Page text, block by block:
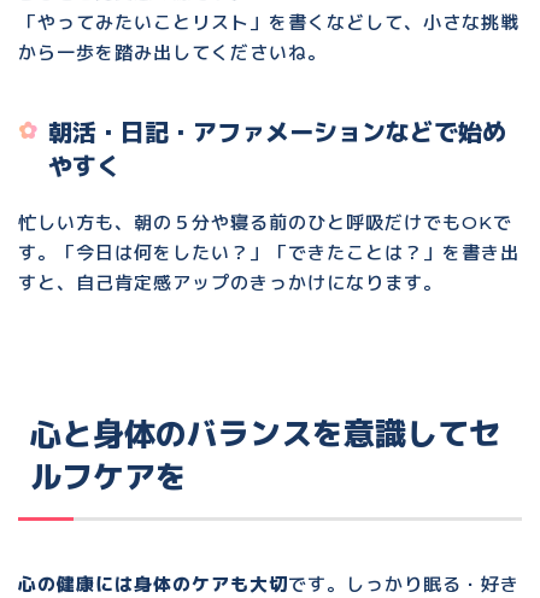
「やってみたいことリスト」を書くなどして、小さな挑戦
から一歩を踏み出してくださいね。
朝活・日記・アファメーションなどで始め
やすく
忙しい方も、朝の５分や寝る前のひと呼吸だけでもOKで
す。「今日は何をしたい？」「できたことは？」を書き出
すと、自己肯定感アップのきっかけになります。
心と身体のバランスを意識してセ
ルフケアを
心の健康には身体のケアも大切です。
しっかり眠る・好き